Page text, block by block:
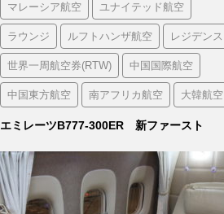
マレーシア航空 ユナイテッド航空
ラウンジ ルフトハンザ航空 レジデンス
世界一周航空券(RTW) 中国国際航空
中国東方航空 南アフリカ航空 大韓航空
エミレーツB777-300ER 新ファースト